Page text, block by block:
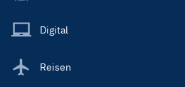
Main
Digital
Reisen